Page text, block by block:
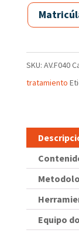
SKU: AV.F040
tratamiento
Equipo